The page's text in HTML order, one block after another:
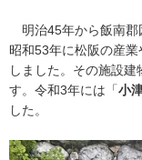
明治45年から飯南郡
昭和53年に松阪の産
しました。その施設
す。令和3年には「小
した。